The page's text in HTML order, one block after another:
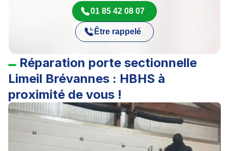
01 85 42 08 07
Être rappelé
Réparation porte sectionnelle
Limeil Brévannes : HBHS à
proximité de vous !